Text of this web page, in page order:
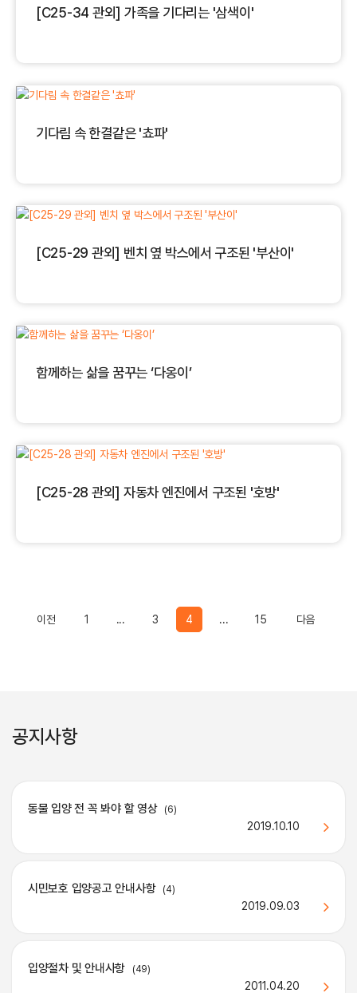
[C25-34 관외] 가족을 기다리는 '삼색이'
기다림 속 한결같은 '쵸파'
[C25-29 관외] 벤치 옆 박스에서 구조된 '부산이'
함께하는 삶을 꿈꾸는 ‘다옹이’
[C25-28 관외] 자동차 엔진에서 구조된 '호방'
이전Previous
1 ... 3 4 ... 15 다음Previous
공지사항
동물 입양 전 꼭 봐야 할 영상 (6)
2019.10.10
시민보호 입양공고 안내사항 (4)
2019.09.03
입양절차 및 안내사항 (49)
2011.04.20